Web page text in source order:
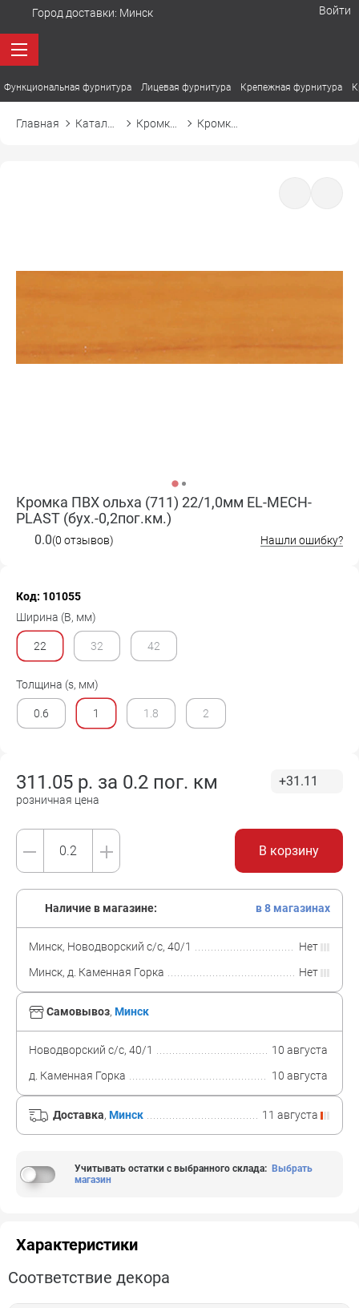
Город доставки: Минск Войти
Функциональная фурнитура Лицевая фурнитура Крепежная фурнитура
Главная
Кромка ПВХ ольха (711) 22/1,0мм EL-MECH-
PLAST (бух.-0,2пог.км.)
0.0(0 отзывов) Нашли ошибку?
Код: 101055
Ширина (B, мм)
22 32 42
Толщина (s, мм)
0.6 1 1.8 2
311.05 р. за 0.2 пог. км
розничная цена
+31.11
В корзину
Самовывоз, Минск
Новодворский с/с, 40/1
10 августа
д. Каменная Горка
10 августа
Доставка, Минск 11 августа
Наличие в магазине: в 8 магазинах
Минск, Новодворский с/с, 40/1
Нет
Минск, д. Каменная Горка
Нет
Учитывать остатки с выбранного склада: Выбрать
магазин
Характеристики
Соответствие декора